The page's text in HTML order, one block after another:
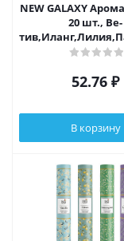
NEW GALAXY
20 шт., Ве-
52.76 ₽
В корзину